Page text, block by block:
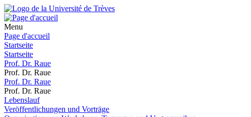
Menu
Page d'accueil
Startseite
Startseite
Prof. Dr. Raue
Prof. Dr. Raue
Prof. Dr. Raue
Prof. Dr. Raue
Lebenslauf
Veröffentlichungen und Vorträge